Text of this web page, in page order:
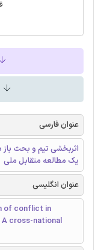
عنوان فارسی
اثربخشی تیم و بحث
یک مطالعه متقابل ملی
عنوان انگلیسی
of conflict in
cross-national